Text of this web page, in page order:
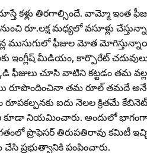
కళ్లు తిరగాల్సిందే. వామ్మో ఇంత
రూ.లక్ష మధ్యలో వసూళ్లు
ముసుగులో ఫీజుల మోత
మీడియం, కార్పొరేట్‌ చదువులు
ఫీజులు చూసి వాటిని కట్టడం తమ
రూపొందించినా తమ రూల్‌ తమదే
ఐదు నెలల క్రితమే
కూడా నియమించారు. అందులో
ప్రొఫెసర్‌ తిరుపతిరావు కమిటీ
ప్రభుత్వానికి పంపించారు.